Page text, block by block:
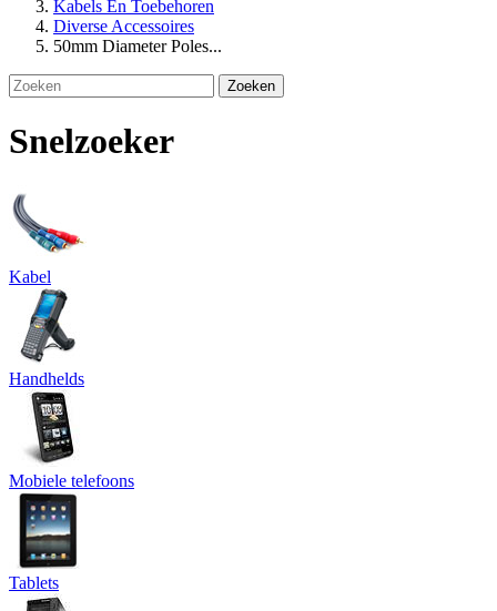
Kabels En Toebehoren
Diverse Accessoires
50mm Diameter Poles...
Zoeken
Snelzoeker
Kabel
Handhelds
Mobiele telefoons
Tablets